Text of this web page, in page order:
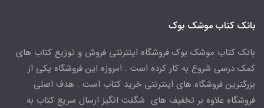
بانک کتاب موشک بوک
بانک کتاب موشک بوک فروشگاه اینترنتی فروش و توزیع کتاب های
کمک درسی شروع به کار کرده است . امروزه این فروشگاه یکی از
بزرگترین فروشگاه های اینترنتی خرید کتاب است . هدف اصلی
فروشگاه علاوه بر تخفیف های شگفت انگیز ارسال سریع کتاب به